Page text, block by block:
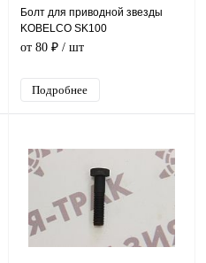
Болт для приводной звезды
KOBELCO SK100
от 80 ₽/ шт
Подробнее